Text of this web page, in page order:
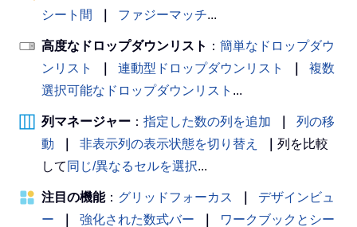
シート間
ファジーマッチ...
高度なドロップダウンリスト ： 簡単なドロップダウ
ンリスト
連動型ドロップダウンリスト
複数
選択可能なドロップダウンリスト ...
列マネージャー ： 指定した数の列を追加
列の移
動
非表示列の表示状態を切り替え
列を比較
して 同じ/異なるセルを選択...
注目の機能： グリッドフォーカス
デザインビュ
ー
強化された数式バー
ワークブックとシー